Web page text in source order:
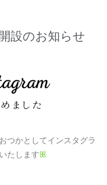
設のお知らせ
つかとしてインスタグラ
たしますꕤ